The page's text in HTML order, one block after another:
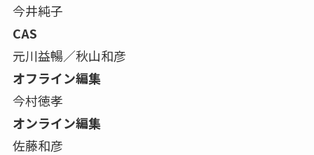
今井純子
CAS
元川益暢／秋山和彦
オフライン編集
今村徳孝
オンライン編集
佐藤和彦